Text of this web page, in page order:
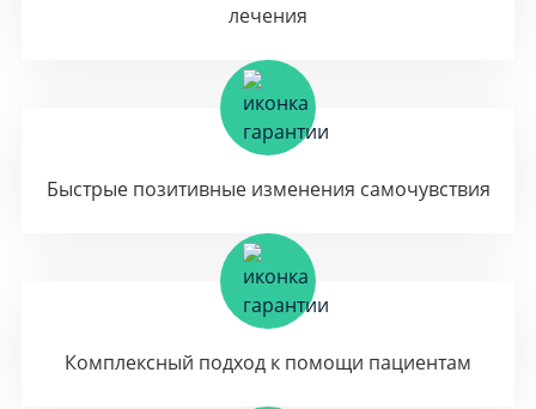
лечения
Быстрые позитивные изменения самочувствия
Комплексный подход к помощи пациентам